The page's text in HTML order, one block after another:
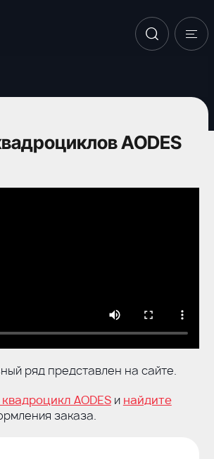
AODES
ряд представлен на сайте.
AODESи найдите
заказа.